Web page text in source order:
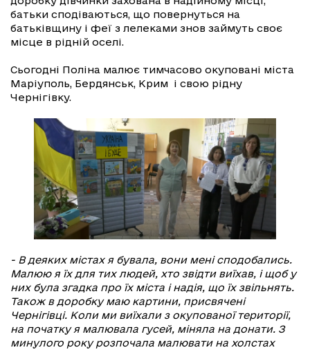
батьки сподіваються, що повернуться на
батьківщину і феї з лелеками знов займуть своє
місце в рідній оселі.
Сьогодні Поліна малює тимчасово окуповані міста
Маріуполь, Бердянськ, Крим і свою рідну
Чернігівку.
- В деяких містах я бувала, вони мені сподобались.
Малюю я їх для тих людей, хто звідти виїхав, і щоб у
них була згадка про їх міста і надія, що їх звільнять.
Також в доробку маю картини, присвячені
Чернігівці. Коли ми виїхали з окупованої території,
на початку я малювала гусей, міняла на донати. З
минулого року розпочала малювати на холстах